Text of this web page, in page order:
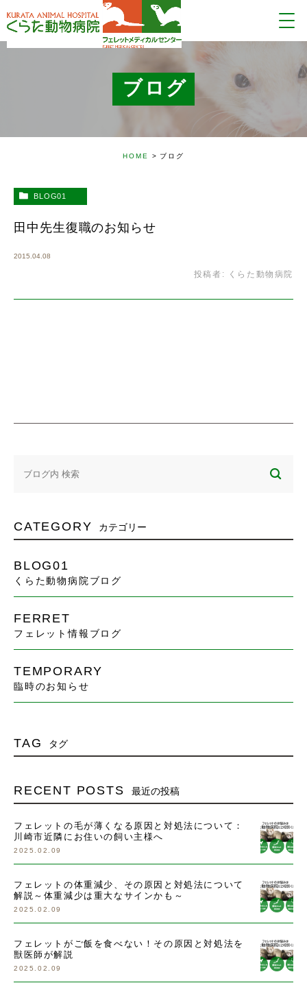
ブログ
HOME ブログ
BLOG01
田中先生復職のお知らせ
2015.04.08
投稿者: くらた動物病院
CATEGORY カテゴリー
BLOG01
くらた動物病院ブログ
FERRET
フェレット情報ブログ
TEMPORARY
臨時のお知らせ
TAG タグ
RECENT POSTS 最近の投稿
フェレットの毛が薄くなる原因と対処法について：
川崎市近隣にお住いの飼い主様へ
2025.02.09
フェレットの体重減少、その原因と対処法について
解説～体重減少は重大なサインかも～
2025.02.09
フェレットがご飯を食べない！その原因と対処法を
獣医師が解説
2025.02.09